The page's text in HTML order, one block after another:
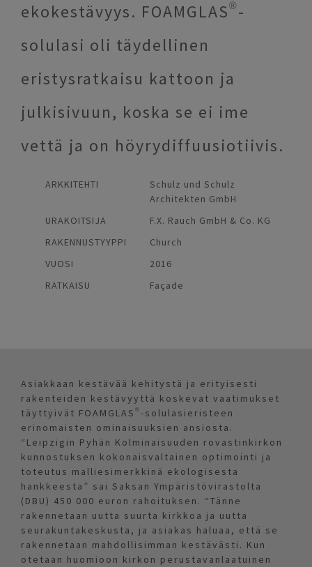
ekokestävyys. FOAMGLAS®-
solulasi oli täydellinen
eristysratkaisu kattoon ja
julkisivuun, koska se ei ime
vettä ja on höyrydiffuusiotiivis.
ARKKITEHTI
Schulz und Schulz
Architekten GmbH
URAKOITSIJA
F.X. Rauch GmbH & Co. KG
RAKENNUSTYYPPI
Church
VUOSI
2016
RATKAISU
Façade
Asiakkaan kestävää kehitystä ja erityisesti
rakenteiden kestävyyttä koskevat vaatimukset
täyttyivät FOAMGLAS®-solulasieristeen
erinomaisten ominaisuuksien ansiosta.
“Leipzigin Pyhän Kolminaisuuden rovastinkirkon
kunnostuksen kokonaisvaltainen optimointi ja
toteutus malliesimerkkinä ekologisesta
hankkeesta” sai Saksan Ympäristövirastolta
(DBU) 450 000 euron rahoituksen. “Tänne
rakennetaan uutta suurta kirkkoa ja uutta
seurakuntakeskusta, ja asiakas haluaa, että se
rakennetaan mahdollisimman kestävästi. Kun
otetaan huomioon kirkon perustavanlaatuinen